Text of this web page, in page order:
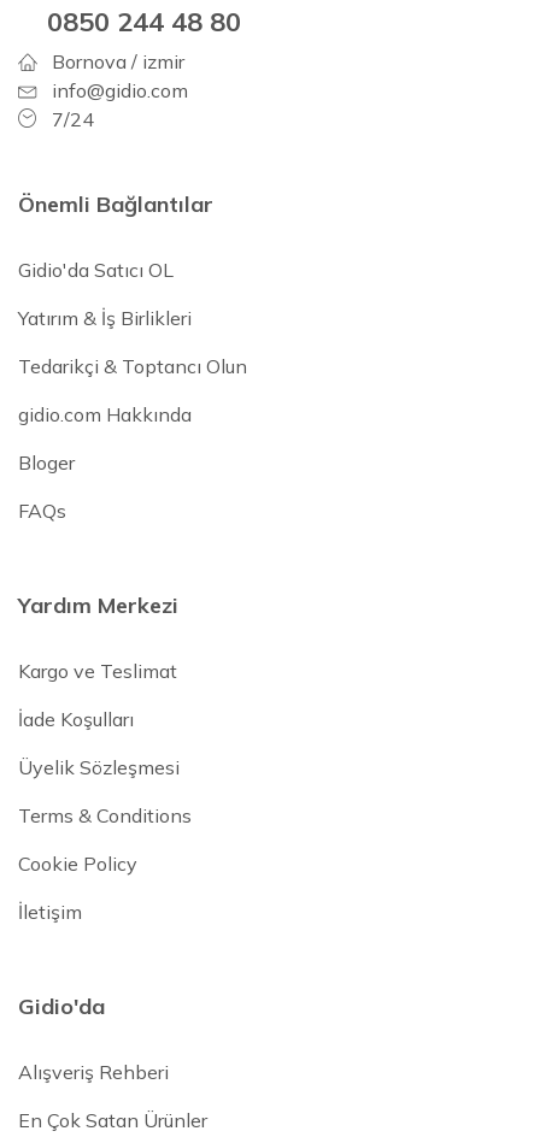
0850 244 48 80
Bornova / izmir
info@gidio.com
7/24
Önemli Bağlantılar
Gidio'da Satıcı OL
Yatırım & İş Birlikleri
Tedarikçi & Toptancı Olun
gidio.com Hakkında
Bloger
FAQs
Yardım Merkezi
Kargo ve Teslimat
İade Koşulları
Üyelik Sözleşmesi
Terms & Conditions
Cookie Policy
İletişim
Gidio'da
Alışveriş Rehberi
En Çok Satan Ürünler